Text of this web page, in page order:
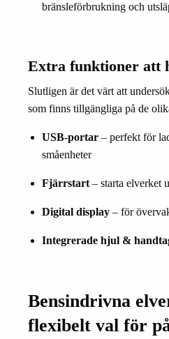
bränsleförbrukning och
Extra funktioner att
Slutligen är det värt att
som finns tillgängliga på de
USB-portar – perfekt för
småenheter
Fjärrstart– starta elverket
Digital display – för
Integrerade hjul &
Bensindrivna
flexibelt val för